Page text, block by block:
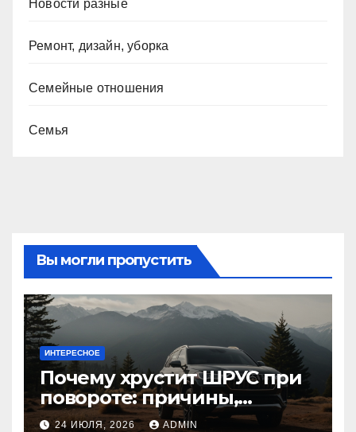
Новости разные
Ремонт, дизайн, уборка
Семейные отношения
Семья
Вы могли пропустить
ИНТЕРЕСНОЕ
Почему хрустит ШРУС при
повороте: причины,
диагностика
24 ИЮЛЯ, 2026 ADMIN